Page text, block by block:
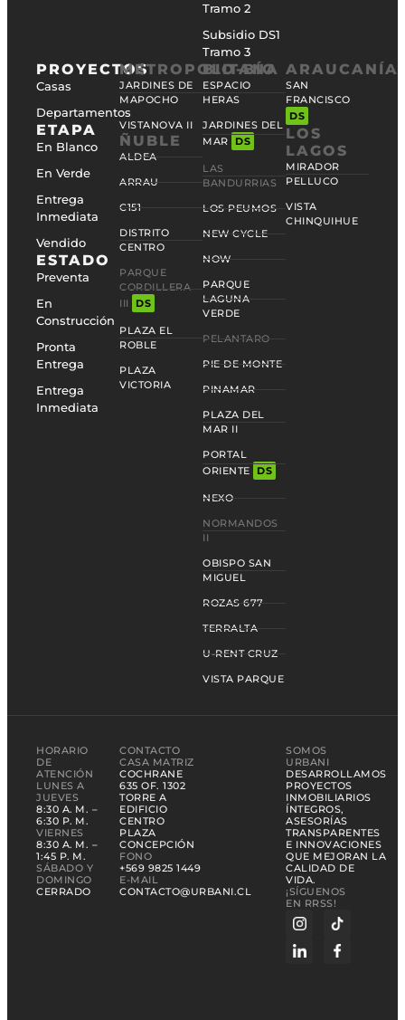
Tramo 2
Subsidio DS1
Tramo 3
PROYECTOS
Casas
Departamentos
ETAPA
En Blanco
En Verde
Entrega
Inmediata
Vendido
ESTADO
Preventa
En
Construcción
Pronta
Entrega
Entrega
Inmediata
METROPOLITANA
JARDINES DE
MAPOCHO
VISTANOVA II
ÑUBLE
ALDEA
ARRAU
C151
DISTRITO
CENTRO
PARQUE
CORDILLERA
III
DS
PLAZA EL
ROBLE
PLAZA
VICTORIA
BIO-BÍO
ESPACIO
HERAS
JARDINES DEL
MAR
DS
LAS
BANDURRIAS
LOS PEUMOS
NEW CYCLE
NOW
PARQUE
LAGUNA
VERDE
PELANTARO
PIE DE MONTE
PINAMAR
PLAZA DEL
MAR II
PORTAL
ORIENTE
DS
NEXO
NORMANDOS
II
OBISPO SAN
MIGUEL
ROZAS 677
TERRALTA
U-RENT CRUZ
VISTA PARQUE
ARAUCANÍA
SAN
FRANCISCO
DS
LOS
LAGOS
MIRADOR
PELLUCO
VISTA
CHINQUIHUE
HORARIO
DE
ATENCIÓN
LUNES A
JUEVES
8:30 A. M. –
6:30 P. M.
VIERNES
8:30 A. M. –
1:45 P. M.
SÁBADO Y
DOMINGO
CERRADO
CONTACTO
CASA MATRIZ
COCHRANE
635 OF. 1302
TORRE A
EDIFICIO
CENTRO
PLAZA
CONCEPCIÓN
FONO
+569 9825 1449
E-MAIL
CONTACTO@URBANI.CL
SOMOS
URBANI
DESARROLLAMOS
PROYECTOS
INMOBILIARIOS
ÍNTEGROS,
ASESORÍAS
TRANSPARENTES
E INNOVACIONES
QUE MEJORAN LA
CALIDAD DE
VIDA.
¡SÍGUENOS
EN RRSS!